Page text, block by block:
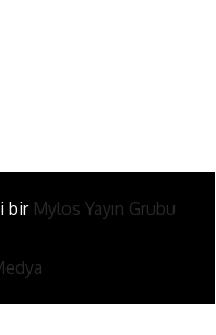
bir Mylos Yayın Grubu